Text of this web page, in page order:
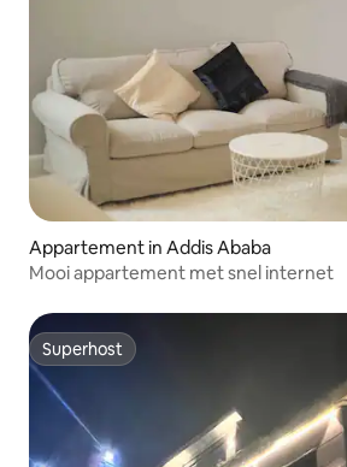
Appartement in Addis Ababa
Mooi appartement met snel internet
Superhost
Superhost